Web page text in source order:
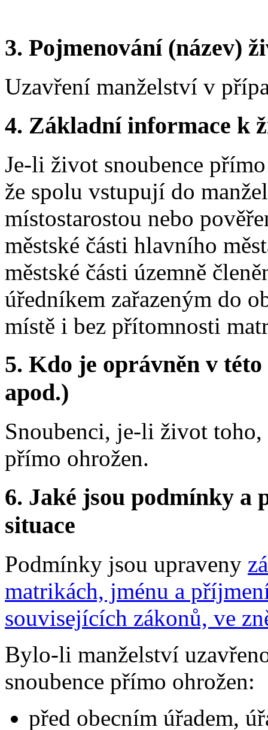
3. Pojmenování (název)
Uzavření manželství v
4. Základní informace k
Je-li život snoubence
že spolu vstupují do
místostarostou nebo
městské části hlavního
městské části územně
úředníkem zařazeným do
místě i bez přítomnosti
5. Kdo je oprávněn v
apod.)
Snoubenci, je-li život
přímo ohrožen.
6. Jaké jsou podmínky a
situace
Podmínky jsou upraveny
matrikách, jménu a
souvisejících zákonů, ve
Bylo-li manželství
snoubence přímo ohrožen:
před obecním úřadem,